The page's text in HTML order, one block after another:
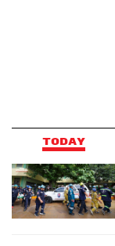
TODAY